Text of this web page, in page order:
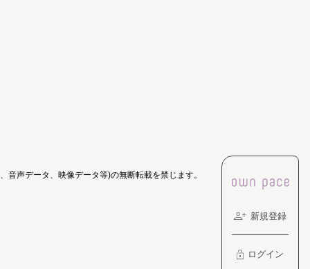
新規登録
ログイン
音声データ、映像データ等)の無断転載を禁じます。